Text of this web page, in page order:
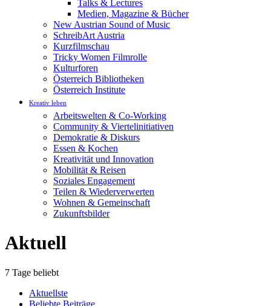
Talks & Lectures
Medien, Magazine & Bücher
New Austrian Sound of Music
SchreibArt Austria
Kurzfilmschau
Tricky Women Filmrolle
Kulturforen
Österreich Bibliotheken
Österreich Institute
Kreativ leben
Arbeitswelten & Co-Working
Community & Viertelinitiativen
Demokratie & Diskurs
Essen & Kochen
Kreativität und Innovation
Mobilität & Reisen
Soziales Engagement
Teilen & Wiederverwerten
Wohnen & Gemeinschaft
Zukunftsbilder
Aktuell
7 Tage beliebt
Aktuellste
Beliebte Beiträge